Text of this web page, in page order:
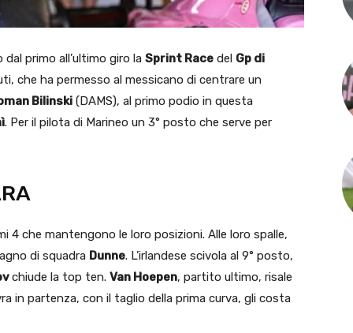
primo all’ultimo giro la Sprint Race del Gp di
che ha permesso al messicano di centrare un
Bilinski (DAMS), al primo podio in questa
. Per il pilota di Marineo un 3° posto che serve per
che mantengono le loro posizioni. Alle loro spalle,
di squadra Dunne. L’irlandese scivola al 9° posto,
chiude la top ten. Van Hoepen, partito ultimo, risale
in partenza, con il taglio della prima curva, gli costa